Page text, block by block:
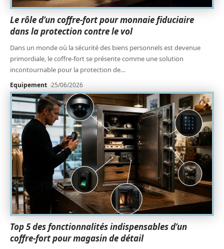
Le rôle d’un coffre-fort pour monnaie fiduciaire
dans la protection contre le vol
Dans un monde où la sécurité des biens personnels est devenue
primordiale, le coffre-fort se présente comme une solution
incontournable pour la protection de…
Equipement 25/06/2026
Top 5 des fonctionnalités indispensables d’un
coffre-fort pour magasin de détail